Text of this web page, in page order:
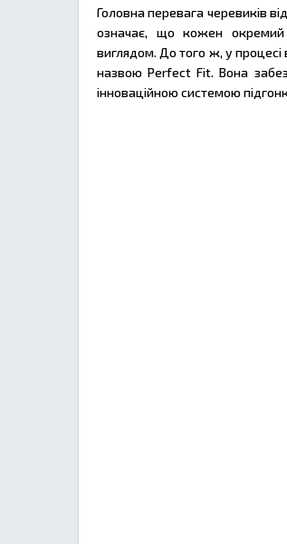
Головна перевага черевиків
означає, що кожен окремий
виглядом. До того ж, у процесі
назвою Perfect Fit. Вона
інноваційною системою